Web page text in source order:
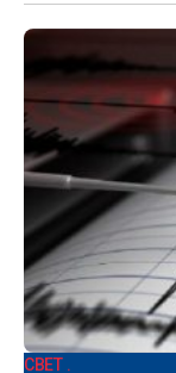
СВЕТ .